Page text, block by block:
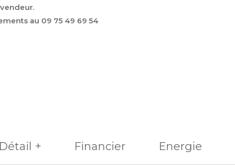
au 09 75 49 69 54
Détail + Financier Energie